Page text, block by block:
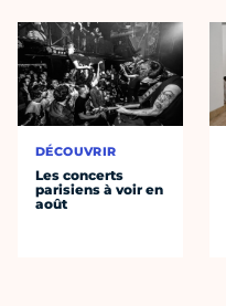
DÉCOUVRIR
Les concerts
parisiens à voir en
août